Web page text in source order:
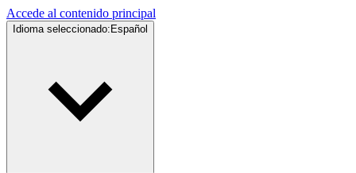
Accede al contenido principal
Idioma seleccionado: Español